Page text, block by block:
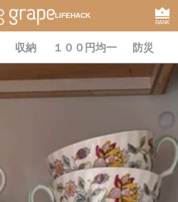
LIFEHACK
RANK
収納 １００円均一 防災